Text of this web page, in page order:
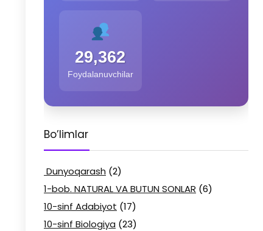
29,362
Foydalanuvchilar
Bo’limlar
Dunyoqarash (2)
1-bob. NATURAL VA BUTUN SONLAR (6)
10-sinf Adabiyot (17)
10-sinf Biologiya (23)